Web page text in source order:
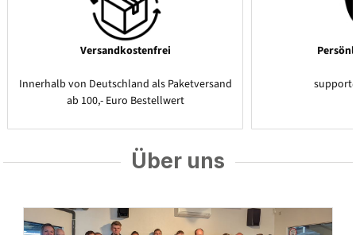
Versandkostenfrei
Innerhalb von Deutschland als Paketversand
ab 100,- Euro Bestellwert
Über uns